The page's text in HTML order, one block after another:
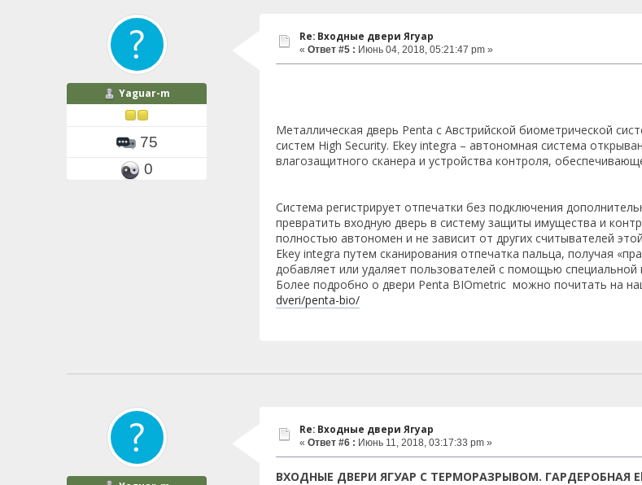
Yaguar-m
75
0
Re: Входные двери Ягуар
« Ответ #5 : Июнь 04, 2018, 05:21:47 pm »
Металлическая дверь Penta с Австрийской биометрической
систем High Security. Ekey integra – автономная система
влагозащитного сканера и устройства контроля,
Система регистрирует отпечатки без подключения
превратить входную дверь в систему защиты имущества и
полностью автономен и не зависит от других считывателей
Ekey integra путем сканирования отпечатка пальца, получая
добавляет или удаляет пользователей с помощью
Более подробно о двери Penta BIOmetric можно почитать на
dveri/penta-bio/
Re: Входные двери Ягуар
« Ответ #6 : Июнь 11, 2018, 03:17:33 pm »
ВХОДНЫЕ ДВЕРИ ЯГУАР С ТЕРМОРАЗРЫВОМ. ГАРДЕРОБНАЯ